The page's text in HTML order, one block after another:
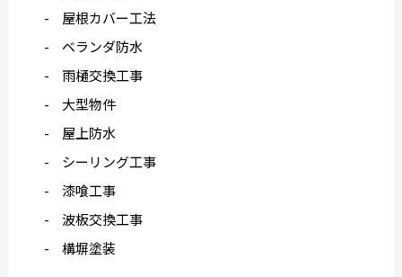
屋根カバー工法
ベランダ防水
雨樋交換工事
大型物件
屋上防水
シーリング工事
漆喰工事
波板交換工事
構塀塗装